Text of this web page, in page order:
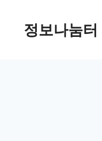
정보나눔터